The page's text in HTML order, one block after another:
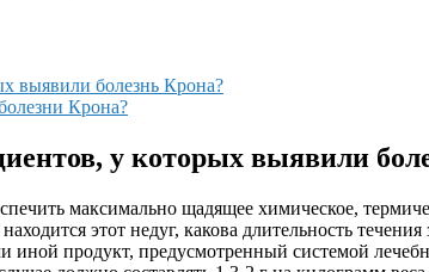
выявили болезнь Крона?
Крона?
у которых выявили
максимально щадящее химическое,
этот недуг, какова длительность
иной продукт, предусмотренный системой